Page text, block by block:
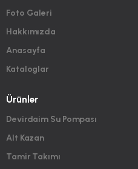
Foto Galeri
Hakkımızda
Anasayfa
Kataloglar
Ürünler
Devirdaim Su Pompası
Alt Kazan
Tamir Takımı